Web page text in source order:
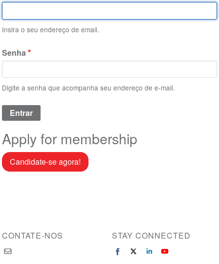
Insira o seu endereço de email.
Senha
Digite a senha que acompanha seu endereço de e-mail.
Apply for membership
Candidate-se agora!
CONTATE-NOS STAY CONNECTED